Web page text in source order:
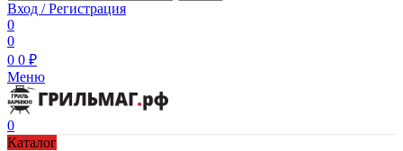
Вход / Регистрация
0
0
0 0 ₽
Меню
0
Каталог